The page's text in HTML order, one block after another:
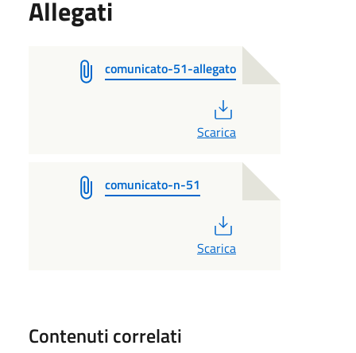
Allegati
comunicato-51-allegato
Scarica
comunicato-n-51
Scarica
Contenuti correlati